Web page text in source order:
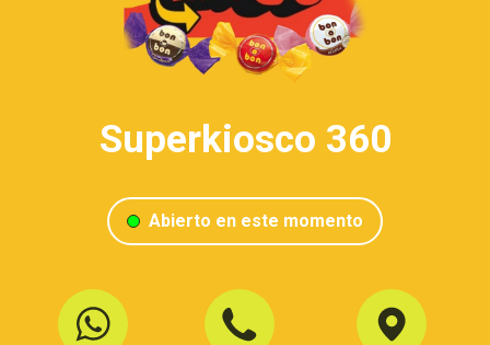
Superkiosco 360
Abierto en este momento